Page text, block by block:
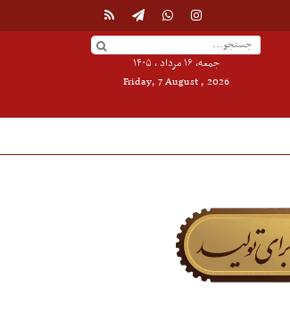
جمعه, ۱۶ مرداد , ۱۴۰۵
Friday, 7 August , 2026